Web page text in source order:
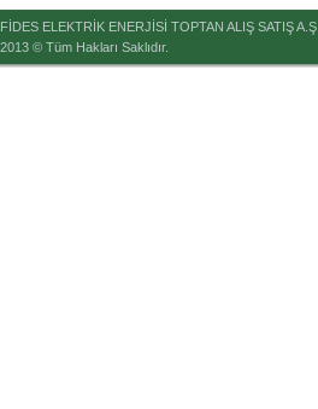
FİDES ELEKTRİK ENERJİSİ TOPTAN ALIŞ SATIŞ A.Ş.
2013 © Tüm Hakları Saklıdır.